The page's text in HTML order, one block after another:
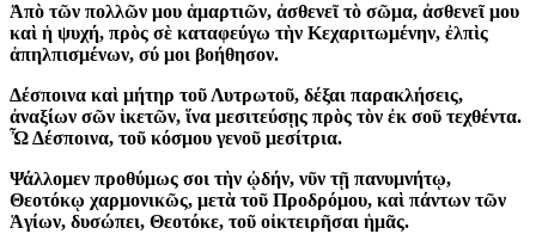
Ἀπὸ τῶν πολλῶν μου ἁμαρτιῶν, ἀσθενεῖ τὸ σῶμα, ἀσθενεῖ μου
καὶ ἡ ψυχή, πρὸς σὲ καταφεύγω τὴν Κεχαριτωμένην, ἐλπὶς
ἀπηλπισμένων, σύ μοι βοήθησον.
Δέσποινα καὶ μήτηρ τοῦ Λυτρωτοῦ, δέξαι παρακλήσεις,
ἀναξίων σῶν ἱκετῶν, ἵνα μεσιτεύσῃς πρὸς τὸν ἐκ σοῦ τεχθέντα.
Ὦ Δέσποινα, τοῦ κόσμου γενοῦ μεσίτρια.
Ψάλλομεν προθύμως σοι τὴν ᾠδήν, νῦν τῇ πανυμνήτῳ,
Θεοτόκῳ χαρμονικῶς, μετὰ τοῦ Προδρόμου, καὶ πάντων τῶν
Ἁγίων, δυσώπει, Θεοτόκε, τοῦ οἰκτειρῆσαι ἡμᾶς.